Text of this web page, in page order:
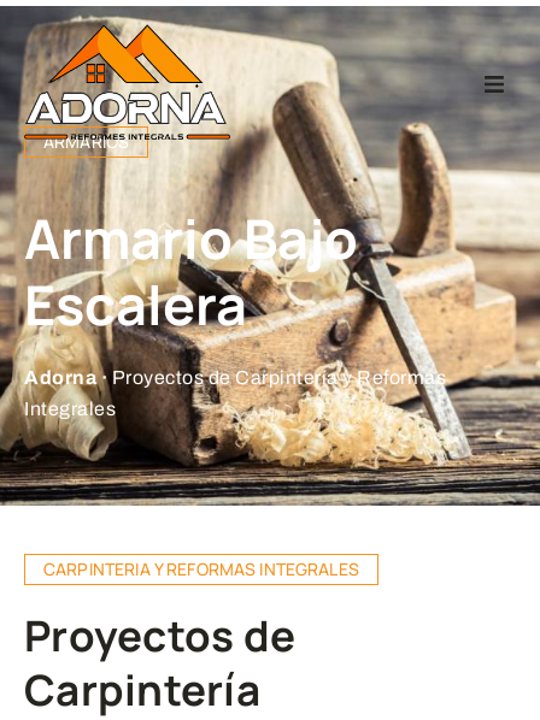
Home
Carpintería
Reformas
Proyectos
Empresa
Contacto
ARMARIOS
Armario Bajo
Escalera
Adorna ·Proyectos de Carpintería y Reformas
Integrales
CARPINTERIA Y REFORMAS INTEGRALES
Proyectos de
Carpintería